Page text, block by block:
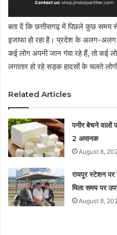
बता दें कि छत्तीसगढ़ में पिछले कुछ समय
इजाफा हो रहा है। प्रदेश के अलग-अलग
कई लोग अपनी जान गंवा रहे हैं, तो कई
लगातार हो रहे सड़क हादसों के चलते
Related Articles
पनीर बेचने
2 अमानक
August 8,
रायपुर स्टेशन पर
मिला समय पर
August 8,